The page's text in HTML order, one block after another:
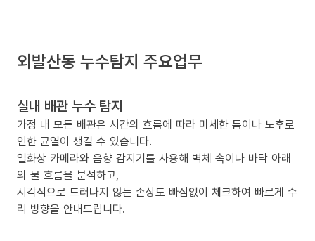
외발산동 누수탐지 주요업무
실내 배관 누수 탐지
가정 내 모든 배관은 시간의 흐름에 따라 미세한 틈이나 노후로
인한 균열이 생길 수 있습니다.
열화상 카메라와 음향 감지기를 사용해 벽체 속이나 바닥 아래
의 물 흐름을 분석하고,
시각적으로 드러나지 않는 손상도 빠짐없이 체크하여 빠르게 수
리 방향을 안내드립니다.